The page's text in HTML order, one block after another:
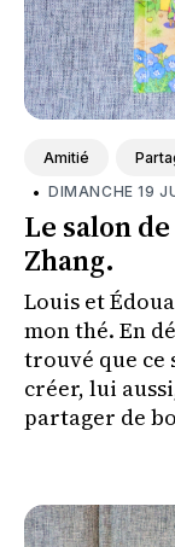
Amitié
• DIMANCHE 19
Le salon
Zhang.
Louis et
mon thé. En
trouvé que ce
créer, lui
partager de